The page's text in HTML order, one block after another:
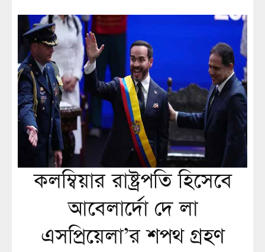
কলম্বিয়ার রাষ্ট্রপতি হিসেবে
আবেলার্দো দে লা
এসপ্রিয়েলা’র শপথ গ্রহণ